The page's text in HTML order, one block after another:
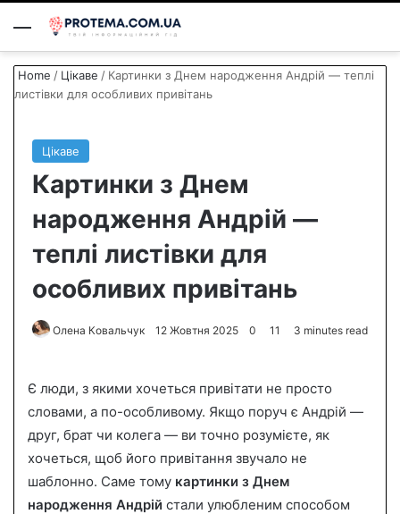
Menu
Home / Цікаве / Картинки з Днем народження Андрій — теплі
листівки для особливих привітань
Цікаве
Картинки з Днем
народження Андрій —
теплі листівки для
особливих привітань
Олена Ковальчук
d
a
n
e
m
a
12 Жовтня 2025 0 11 3 minutes read
Є люди, з якими хочеться привітати не просто
словами, а по-особливому. Якщо поруч є Андрій —
друг, брат чи колега — ви точно розумієте, як
хочеться, щоб його привітання звучало не
шаблонно. Саме тому картинки з Днем
народження Андрій стали улюбленим способом